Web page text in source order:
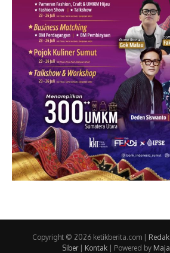
Copyright © 2026 ketikberita.com |
Siber| Kontak| Powered by